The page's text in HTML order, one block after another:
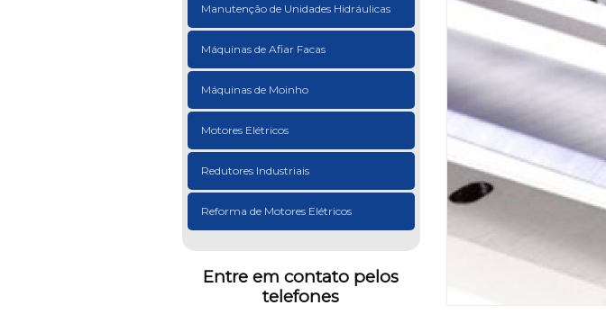
Manutenção de Unidades Hidráulicas
Máquinas de Afiar Facas
Máquinas de Moinho
Motores Elétricos
Redutores Industriais
Reforma de Motores Elétricos
Entre em contato pelos
telefones